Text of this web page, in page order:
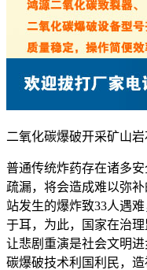
二氧化碳爆破开采矿山岩
普通传统炸药存在诸多
疏漏，将会造成难以弥
站发生的爆炸致33人遇
于耳，为此，国家在治
让悲剧重演是社会文明
碳爆破技术利国利民，